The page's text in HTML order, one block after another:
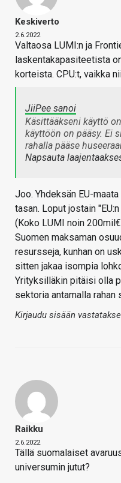
Keskiverto
2.6.2022
Valtaosa LUMI:n ja
laskentakapasiteetista
korteista. CPU:t, vaikka
JiiPee sanoi
Käsittääkseni käyttö
käyttöön on pääsy. Ei
rahalla pääse
Napsauta
Joo. Yhdeksän EU-
tasan. Loput jostain
(Koko LUMI noin
Suomen maksaman
resursseja, kunhan on
sitten jakaa isompia
Yrityksilläkin pitäisi olla
sektoria antamalla rahan
Kirjaudu sisään
Raikku
2.6.2022
Tällä suomalaiset
universumin jutut?